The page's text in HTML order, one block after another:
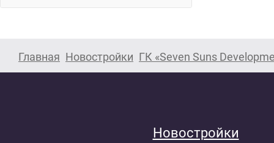
Главная Новостройки ГК «Seven Suns
Новостройки